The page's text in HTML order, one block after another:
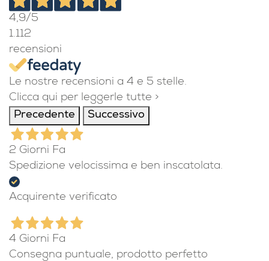
4,9/5
1.112
recensioni
Le nostre recensioni a 4 e 5 stelle.
Clicca qui per leggerle tutte >
Precedente
Successivo
2 Giorni Fa
Spedizione velocissima e ben inscatolata.
Acquirente verificato
4 Giorni Fa
Consegna puntuale, prodotto perfetto